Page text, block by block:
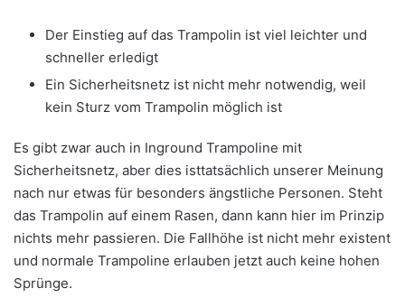
Der Einstieg auf das Trampolin ist viel leichter und
schneller erledigt
Ein Sicherheitsnetz ist nicht mehr notwendig, weil
kein Sturz vom Trampolin möglich ist
Es gibt zwar auch in Inground Trampoline mit
Sicherheitsnetz, aber dies isttatsächlich unserer Meinung
nach nur etwas für besonders ängstliche Personen. Steht
das Trampolin auf einem Rasen, dann kann hier im Prinzip
nichts mehr passieren. Die Fallhöhe ist nicht mehr existent
und normale Trampoline erlauben jetzt auch keine hohen
Sprünge.